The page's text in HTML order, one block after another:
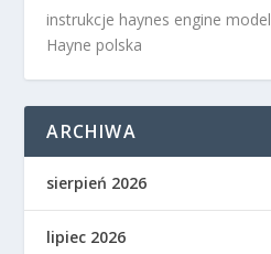
instrukcje haynes engine model
Hayne polska
ARCHIWA
sierpień 2026
lipiec 2026